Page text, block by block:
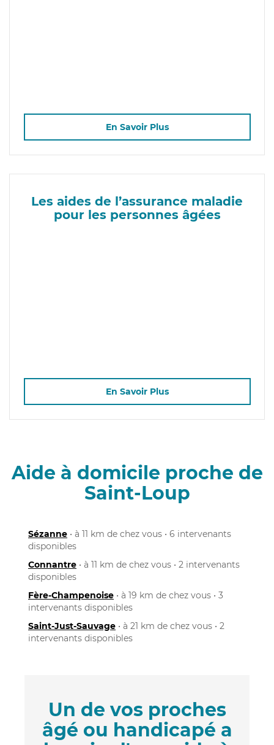
En Savoir Plus
Les aides de l’assurance maladie
pour les personnes âgées
En Savoir Plus
Aide à domicile proche de
Saint-Loup
Sézanne • à 11 km de chez vous • 6 intervenants
disponibles
Connantre • à 11 km de chez vous • 2 intervenants
disponibles
Fère-Champenoise • à 19 km de chez vous • 3
intervenants disponibles
Saint-Just-Sauvage • à 21 km de chez vous • 2
intervenants disponibles
Un de vos proches
âgé ou handicapé a